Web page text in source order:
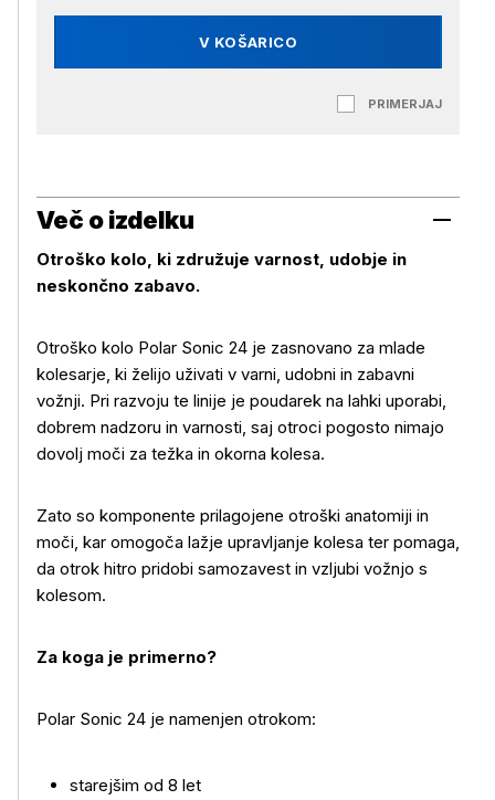
V KOŠARICO
PRIMERJAJ
Več o izdelku
Otroško kolo, ki združuje varnost, udobje in
neskončno zabavo.
Otroško kolo Polar Sonic 24 je zasnovano za mlade
kolesarje, ki želijo uživati v varni, udobni in zabavni
vožnji. Pri razvoju te linije je poudarek na lahki uporabi,
dobrem nadzoru in varnosti, saj otroci pogosto nimajo
dovolj moči za težka in okorna kolesa.
Zato so komponente prilagojene otroški anatomiji in
moči, kar omogoča lažje upravljanje kolesa ter pomaga,
da otrok hitro pridobi samozavest in vzljubi vožnjo s
kolesom.
Za koga je primerno?
Polar Sonic 24 je namenjen otrokom:
starejšim od 8 let